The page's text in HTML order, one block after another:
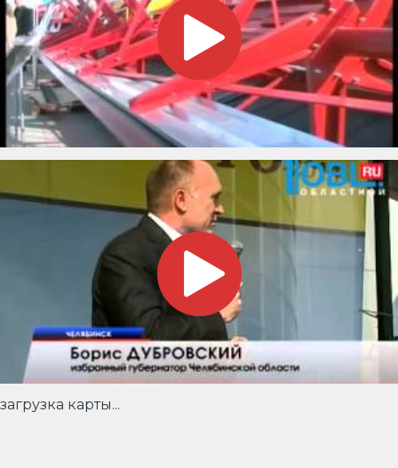
загрузка карты...